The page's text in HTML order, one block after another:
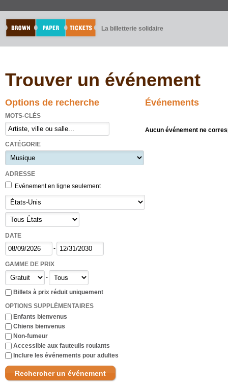
La billetterie solidaire
Trouver un événement
Options de recherche
MOTS-CLÉS
CATÉGORIE
ADRESSE
Evénement en ligne seulement
DATE
-
GAMME DE PRIX
-
Billets à prix réduit uniquement
OPTIONS SUPPLÉMENTAIRES
Enfants bienvenus
Chiens bienvenus
Non-fumeur
Accessible aux fauteuils roulants
Inclure les événements pour adultes
Rechercher un événement
Événements
Aucun événement ne